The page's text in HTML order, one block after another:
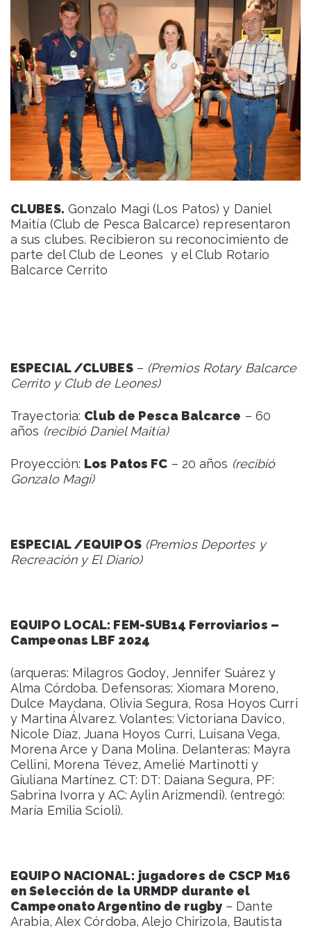
CLUBES. Gonzalo Magi (Los Patos) y Daniel
Maitía (Club de Pesca Balcarce) representaron
a sus clubes. Recibieron su reconocimiento de
parte del Club de Leones y el Club Rotario
Balcarce Cerrito
ESPECIAL /CLUBES– (Premios Rotary Balcarce
Cerrito y Club de Leones)
Trayectoria: Club de Pesca Balcarce – 60
años (recibió Daniel Maitía)
Proyección: Los Patos FC – 20 años (recibió
Gonzalo Magi)
ESPECIAL /EQUIPOS (Premios Deportes y
Recreación y El Diario)
EQUIPO LOCAL: FEM-SUB14 Ferroviarios –
Campeonas LBF 2024
(arqueras: Milagros Godoy, Jennifer Suárez y
Alma Córdoba. Defensoras: Xiomara Moreno,
Dulce Maydana, Olivia Segura, Rosa Hoyos Curri
y Martina Álvarez. Volantes: Victoriana Davico,
Nicole Díaz, Juana Hoyos Curri, Luisana Vega,
Morena Arce y Dana Molina. Delanteras: Mayra
Cellini, Morena Tévez, Amelié Martinotti y
Giuliana Martínez. CT: DT: Daiana Segura, PF:
Sabrina Ivorra y AC: Aylin Arizmendi). (entregó:
María Emilia Scioli).
EQUIPO NACIONAL: jugadores de CSCP M16
en Selección de la URMDP durante el
Campeonato Argentino de rugby– Dante
Arabia, Alex Córdoba, Alejo Chirizola, Bautista